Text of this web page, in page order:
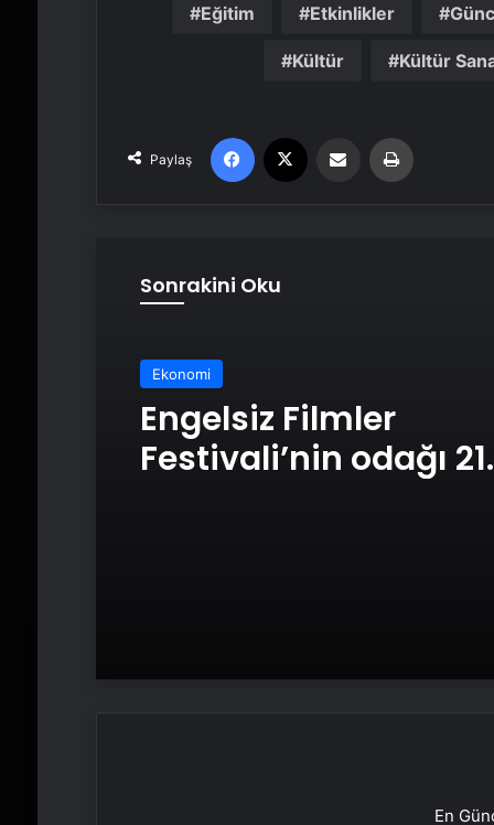
Eğitim Etkinlikler
Kültür Kültür
Paylaş
Facebook Email'den paylaş
Sonrakini Oku
Ekonomi
Engelsiz Filmler
Festivali’nin odağı
En